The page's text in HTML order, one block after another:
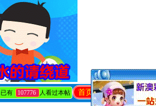
发帖
回复
首页
已有 107776 人看过本帖